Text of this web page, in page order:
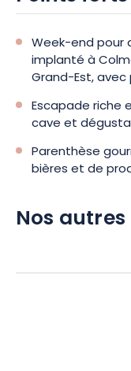
Week-end pour
implanté à
Grand-Est,
Escapade riche
cave et
Parenthèse
bières et de
Nos